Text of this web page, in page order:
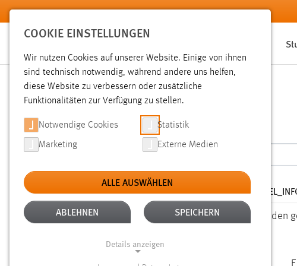
Zum Hauptinhalt springen
SUCHE
Aktive Filter: TYP:
Gesucht nach "moodle". Es wurde 1 Ergebnis in 22 Millisekunden
COOKIE EINSTELLUNGEN
Wir nutzen Cookies auf unserer Website. Einige von ihnen
sind technisch notwendig, während andere uns helfen,
diese Website zu verbessern oder zusätzliche
Funktionalitäten zur Verfügung zu stellen.
Notwendige Cookies Statistik
Marketing Externe Medien
ALLE AUSWÄHLEN
ABLEHNEN SPEICHERN
Details anzeigen